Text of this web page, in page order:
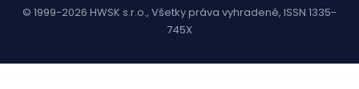
© 1999-2026 HWSK s.r.o., Všetky práva vyhradené, ISSN 1335-
745X